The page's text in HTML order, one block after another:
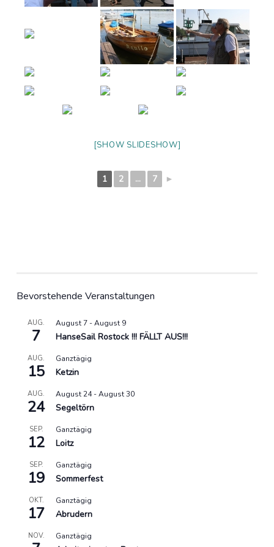
[SHOW SLIDESHOW]
1 2 ... 7 ►
Bevorstehende Veranstaltungen
AUG.
7
August 7 -August 9
HanseSail Rostock !!! FÄLLT AUS!!!
AUG.
15
Ganztägig
Ketzin
AUG.
24
August 24-August 30
Segeltörn
SEP.
12
Ganztägig
Loitz
SEP.
19
Ganztägig
Sommerfest
OKT.
17
Ganztägig
Abrudern
NOV. Ganztägig